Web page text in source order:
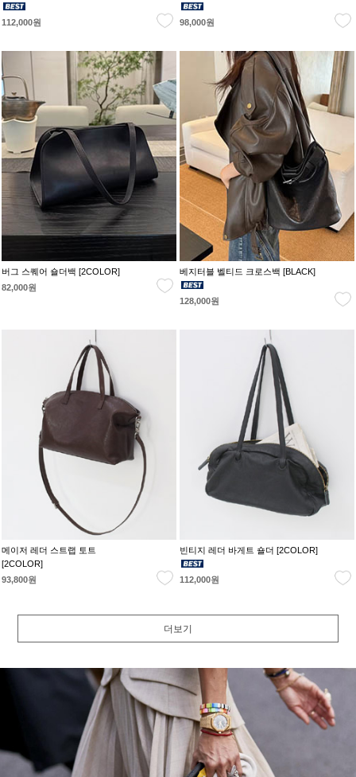
112,000원 98,000원
버그 스퀘어 숄더백 [2COLOR]
82,000원
베지터블 벨티드 크로스백 [BLACK]
128,000원
메이저 레더 스트랩 토트
[2COLOR]
93,800원
빈티지 레더 바게트 숄더 [2COLOR]
112,000원
더보기